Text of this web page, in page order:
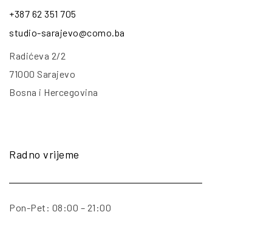
+387 62 351 705
studio-sarajevo@como.ba
Radićeva 2/2
71000 Sarajevo
Bosna i Hercegovina
Radno vrijeme
Pon-Pet: 08:00 – 21:00